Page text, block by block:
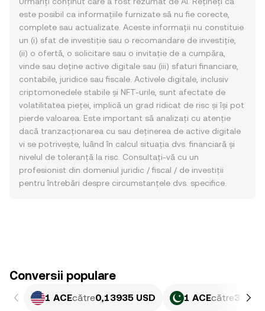
este posibil ca informațiile furnizate să nu fie corecte,
complete sau actualizate. Aceste informații nu constituie
un (i) sfat de investiție sau o recomandare de investiție,
(ii) o ofertă, o solicitare sau o invitație de a cumpăra,
vinde sau deține active digitale sau (iii) sfaturi financiare,
contabile, juridice sau fiscale. Activele digitale, inclusiv
criptomonedele stabile și NFT-urile, sunt afectate de
volatilitatea pieței, implică un grad ridicat de risc și își pot
pierde valoarea. Este important să analizați cu atenție
dacă tranzacționarea cu sau deținerea de active digitale
vi se potrivește, luând în calcul situația dvs. financiară și
nivelul de toleranță la risc. Consultați-vă cu un
profesionist din domeniul juridic / fiscal / de investiții
pentru întrebări despre circumstanțele dvs. specifice.
Conversii populare
1 ACEcătre0,13935 USD 1 ACEcătre38,74